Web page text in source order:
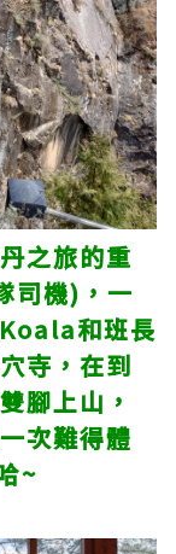
之旅的重
司機)，一
和班長
寺，在到
腳上山，
次難得體
~